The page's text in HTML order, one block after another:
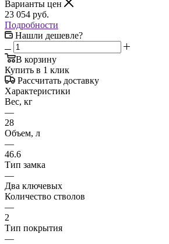
Варианты цен
23 054 руб.
Подробности
Нашли дешевле?
В корзину
Купить в 1 клик
Рассчитать доставку
Характеристики
Вес, кг
—
28
Объем, л
—
46.6
Тип замка
—
Два ключевых
Количество стволов
—
2
Тип покрытия
—